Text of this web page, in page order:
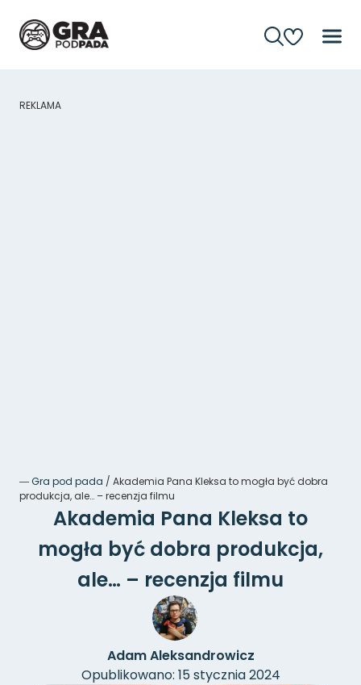
REKLAMA
―Gra pod pada / Akademia Pana Kleksa to mogła być dobra
produkcja, ale… – recenzja filmu
Akademia Pana Kleksa to
mogła być dobra produkcja,
ale… – recenzja filmu
Adam Aleksandrowicz
Opublikowano: 15 stycznia 2024